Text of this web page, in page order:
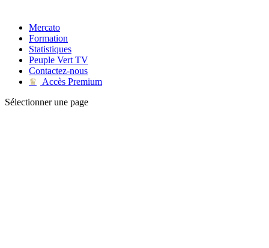
Mercato
Formation
Statistiques
Peuple Vert TV
Contactez-nous
♛
Accès Premium
Sélectionner une page